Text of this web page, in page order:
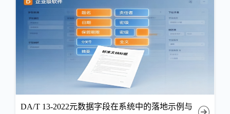
DA/T 13-2022元数据字段在系统中的落地示例与